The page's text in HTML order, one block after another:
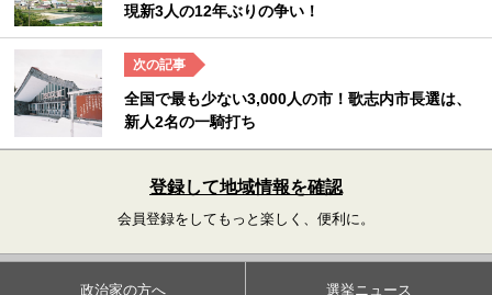
現新3人の12年ぶりの争い！
全国で最も少ない3,000人の市！歌志内市長選は、
新人2名の一騎打ち
登録して地域情報を確認
会員登録をしてもっと楽しく、便利に。
政治家の方へ 選挙ニュース